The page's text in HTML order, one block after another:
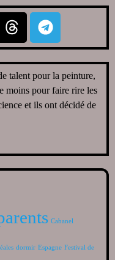
talent pour la peinture,
moins pour faire rire les
et ils ont décidé de
Cabanel
dormir Espagne Festival de